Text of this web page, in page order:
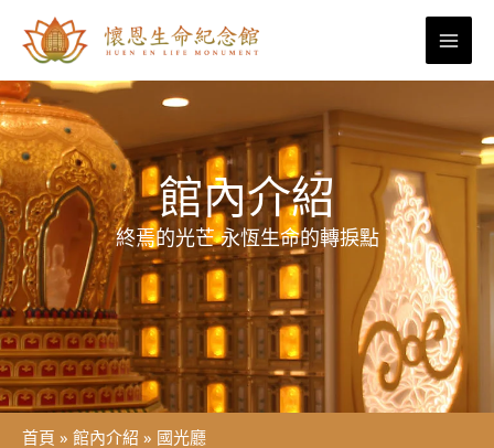
要
內
容
館內介紹
終焉的光芒 永恆生命的轉捩點
首頁 » 館內介紹 » 國光廳